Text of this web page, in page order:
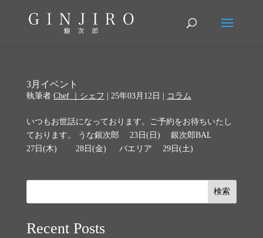
3月イベント
執筆者 Chef ｜シェフ 25年03月12日 コラム
いつもお世話になっております。ご予約をお待ちいたし
ております。 うな銀次郎 23日(日) 銀次郎BAL
27日(木) 28日(金) パエリア 29日(土)
検索
Recent Posts